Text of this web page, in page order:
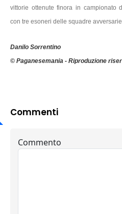
vittorie ottenute finora in campionato
con tre esoneri delle squadre
Danilo Sorrentino
© Paganesemania - Riproduzione
Commenti